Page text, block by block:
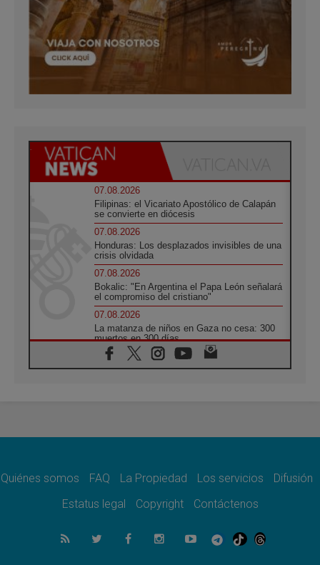
07.08.2026
Filipinas: el Vicariato Apostólico de Calapán
se convierte en diócesis
07.08.2026
Honduras: Los desplazados invisibles de una
crisis olvidada
07.08.2026
Bokalic: "En Argentina el Papa León señalará
el compromiso del cristiano"
07.08.2026
La matanza de niños en Gaza no cesa: 300
muertos en 300 días
07.08.2026
Tagle: La guerra desfigura el mundo, solo la
como misión al servicio del Evangelio
SIGNIS 2026, dar voz a las religiosas en el
07.08.2026
Lanzan un proyecto de empoderamiento
Quiénes somos FAQ La Propiedad Los servicios
Difusión
Estatus legal
Copyright Contáctenos